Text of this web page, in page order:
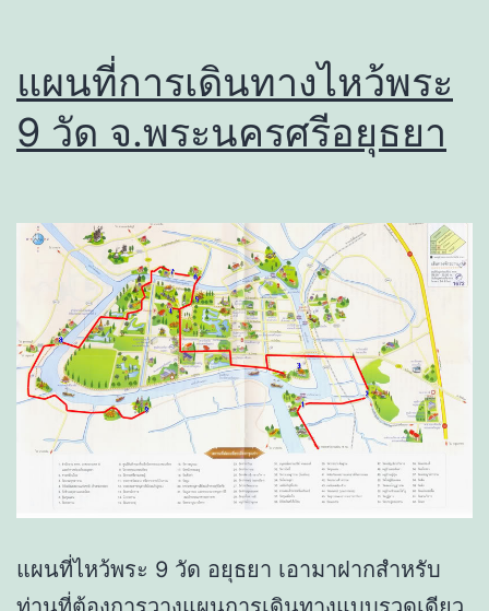
แผนที่การเดินทางไหว้พระ
9 วัด จ.พระนครศรีอยุธยา
แผนที่ไหว้พระ 9 วัด อยุธยา เอามาฝากสำหรับ